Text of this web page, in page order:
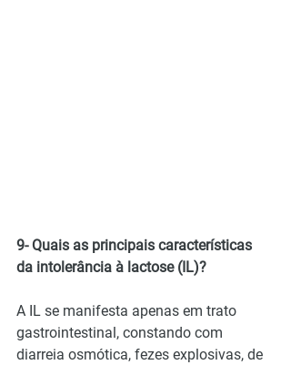
9- Quais as principais características
da intolerância à lactose (IL)?
A IL se manifesta apenas em trato
gastrointestinal, constando com
diarreia osmótica, fezes explosivas, de